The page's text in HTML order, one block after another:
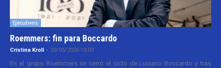
Ejecutivos
Roemmers: fin para Boccardo
Cristina Kroll - 20/05/2026 13:00
En el grupo Roemmers se cerró el ciclo de Luciano Boccardo y tras